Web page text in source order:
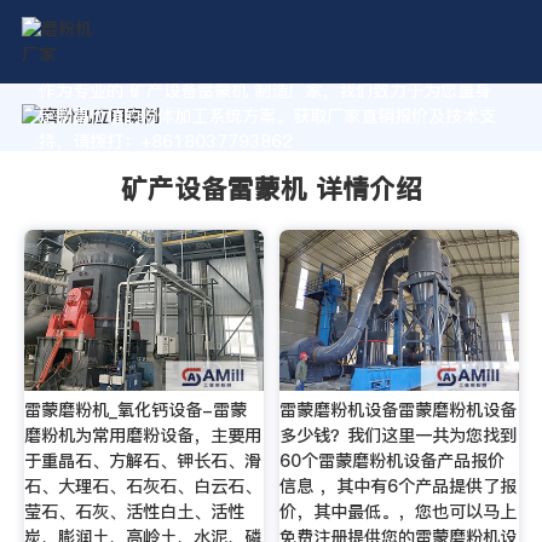
作为专业的 矿产设备雷蒙机 制造厂家，我们致力于为您量身
定制高价值的粉体加工系统方案。获取厂家直销报价及技术支
矿产设备雷蒙机 详情介绍
雷蒙磨粉机_氧化钙设备-雷蒙
磨粉机为常用磨粉设备，主要用
于重晶石、方解石、钾长石、滑
石、大理石、石灰石、白云石、
莹石、石灰、活性白土、活性
雷蒙磨粉机设备雷蒙磨粉机设备
多少钱？我们这里一共为您找到
60个雷蒙磨粉机设备产品报价
信息 ，其中有6个产品提供了报
价，其中最低。，您也可以马上